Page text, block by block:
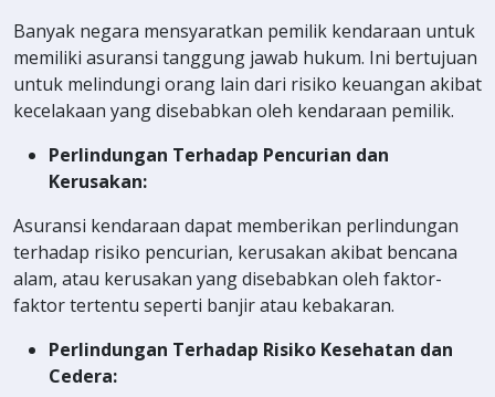
Banyak negara mensyaratkan pemilik kendaraan untuk
memiliki asuransi tanggung jawab hukum. Ini bertujuan
untuk melindungi orang lain dari risiko keuangan akibat
kecelakaan yang disebabkan oleh kendaraan pemilik.
Perlindungan Terhadap Pencurian dan
Kerusakan:
Asuransi kendaraan dapat memberikan perlindungan
terhadap risiko pencurian, kerusakan akibat bencana
alam, atau kerusakan yang disebabkan oleh faktor-
faktor tertentu seperti banjir atau kebakaran.
Perlindungan Terhadap Risiko Kesehatan dan
Cedera: